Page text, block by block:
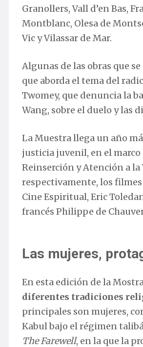
Granollers, Vall d’en Bas,
Montblanc, Olesa de
Vic y Vilassar de Mar.
Algunas de las obras que
que aborda el tema del
Twomey, que denuncia la
Wang, sobre el duelo y las
La Muestra llega un año
justicia juvenil, en el marco
Reinserción y Atención a
respectivamente, los filmes
Cine Espiritual, Eric
francés Philippe de
Las mujeres,
En esta edición de la
diferentes tradiciones
principales son mujeres,
Kabul bajo el régimen
The Farewell, en la que la